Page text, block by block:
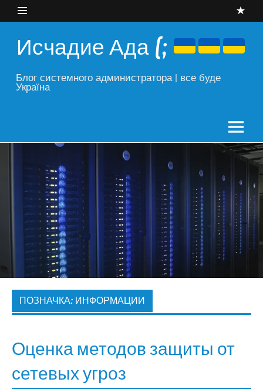
content
Исчадие Ада (;
Блог системного администратора | все буде
Україна
ПОЗНАЧКА: ИНФОРМАЦИИ
Оценка методов защиты от
сетевых угроз